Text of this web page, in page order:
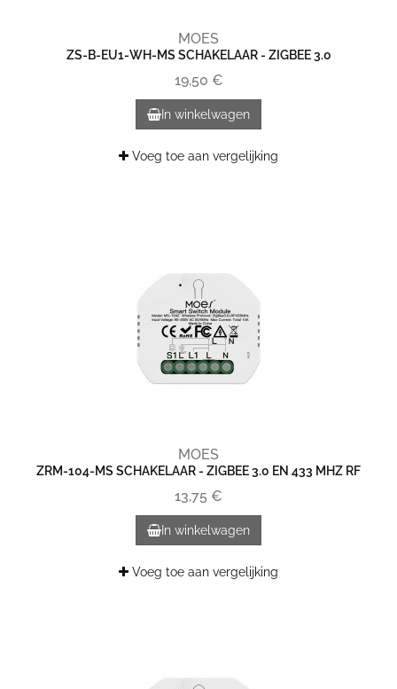
MOES
ZS-B-EU1-WH-MS SCHAKELAAR - ZIGBEE 3.0
19,50 €
In winkelwagen
Voeg toe aan vergelijking
MOES
ZRM-104-MS SCHAKELAAR - ZIGBEE 3.0 EN 433 MHZ RF
13,75 €
In winkelwagen
Voeg toe aan vergelijking